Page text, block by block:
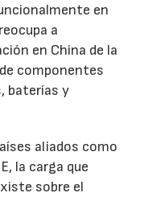
en
a
en China de la
componentes
baterías y
aliados como
la carga que
sobre el